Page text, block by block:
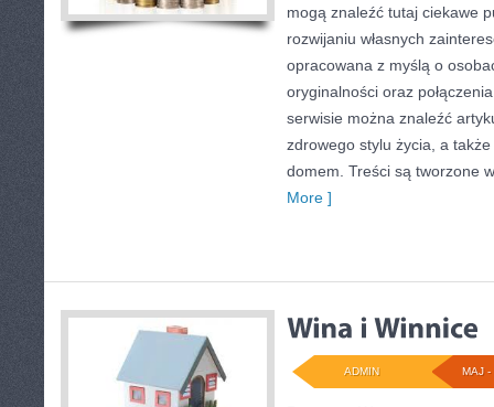
mogą znaleźć tutaj ciekawe
rozwijaniu własnych
opracowana z myślą o
oryginalności oraz
serwisie można znaleźć
zdrowego stylu życia, a
domem. Treści są tworzone
More ]
MAJ -
ADMIN